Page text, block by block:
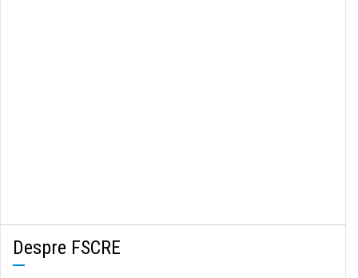
Despre FSCRE